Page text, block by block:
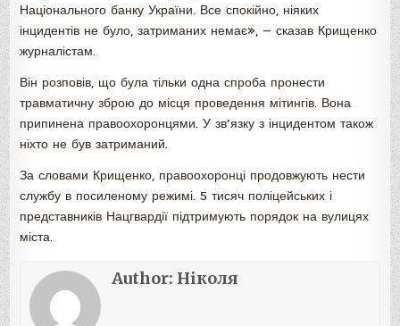
Національного банку України. Все спокійно, ніяких
інцидентів не було, затриманих немає», — сказав Крищенко
журналістам.
Він розповів, що була тільки одна спроба пронести
травматичну зброю до місця проведення мітингів. Вона
припинена правоохоронцями. У зв’язку з інцидентом також
ніхто не був затриманий.
За словами Крищенко, правоохоронці продовжують нести
службу в посиленому режимі. 5 тисяч поліцейських і
представників Нацгвардії підтримують порядок на вулицях
міста.
Author: Ніколя